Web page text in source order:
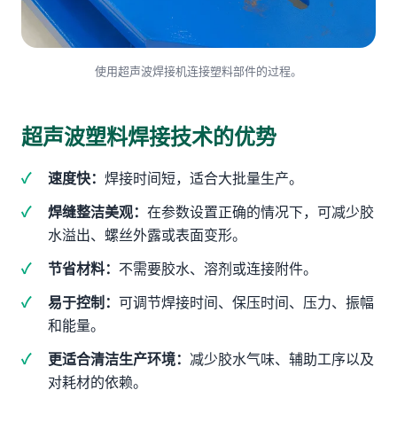
使用超声波焊接机连接塑料部件的过程。
超声波塑料焊接技术的优势
速度快： 焊接时间短，适合大批量生产。
焊缝整洁美观： 在参数设置正确的情况下，可减少胶
水溢出、螺丝外露或表面变形。
节省材料： 不需要胶水、溶剂或连接附件。
易于控制： 可调节焊接时间、保压时间、压力、振幅
和能量。
更适合清洁生产环境： 减少胶水气味、辅助工序以及
对耗材的依赖。